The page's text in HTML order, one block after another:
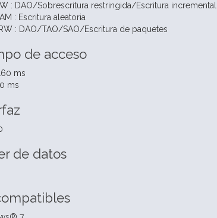
: DAO/Sobrescritura restringida/Escritura incremental
: Escritura aleatoria
: DAO/TAO/SAO/Escritura de paquetes
de acceso
ms
ms
de datos